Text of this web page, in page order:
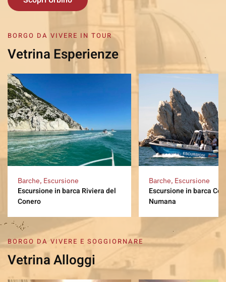
BORGO DA VIVERE IN TOUR
Vetrina Esperienze
Barche, Escursione
Escursione in barca Riviera del
Conero
Barche, Escursione
Escursione in barca
Numana
BORGO DA VIVERE E SOGGIORNARE
Vetrina Alloggi